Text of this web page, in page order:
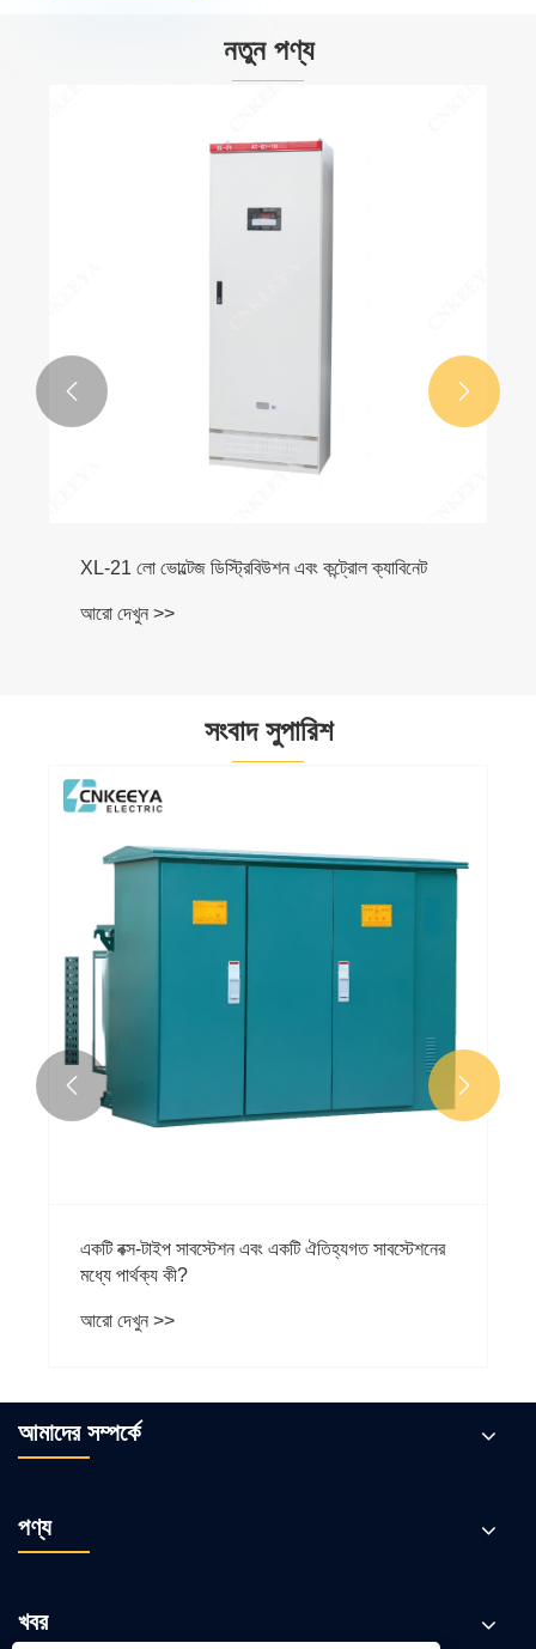
নতুন পণ্য
XL-21 লো ভোল্টেজ ডিস্ট্রিবিউশন এবং কন্ট্রোল ক্যাবিনেট
আরো দেখুন >>
 
সংবাদ সুপারিশ
একটি বক্স-টাইপ সাবস্টেশন এবং একটি ঐতিহ্যগত সাবস্টেশনের
মধ্যে পার্থক্য কী?
আরো দেখুন >>
 
আমাদের সম্পর্কে
পণ্য
খবর